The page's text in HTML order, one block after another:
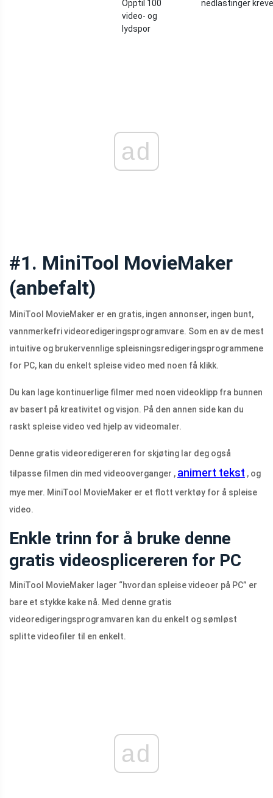
Opptil 100
video- og
lydspor
nedlastinger
ad
#1. MiniTool MovieMaker
(anbefalt)
MiniTool MovieMaker er en gratis, ingen annonser, ingen bunt,
vannmerkefri videoredigeringsprogramvare. Som en av de mest
intuitive og brukervennlige spleisningsredigeringsprogrammene
for PC, kan du enkelt spleise video med noen få klikk.
Du kan lage kontinuerlige filmer med noen videoklipp fra bunnen
av basert på kreativitet og visjon. På den annen side kan du
raskt spleise video ved hjelp av videomaler.
Denne gratis videoredigereren for skjøting lar deg også
tilpasse filmen din med videooverganger , animert tekst , og
mye mer. MiniTool MovieMaker er et flott verktøy for å spleise
video.
Enkle trinn for å bruke denne
gratis videosplicereren for PC
MiniTool MovieMaker lager “hvordan spleise videoer på PC” er
bare et stykke kake nå. Med denne gratis
videoredigeringsprogramvaren kan du enkelt og sømløst
splitte videofiler til en enkelt.
ad